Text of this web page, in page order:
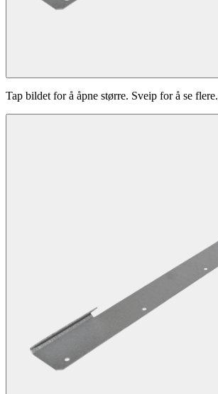
Tap bildet for å åpne større. Sveip for å se flere.